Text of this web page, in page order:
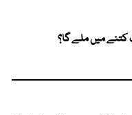
کتنے میں ملے گا؟